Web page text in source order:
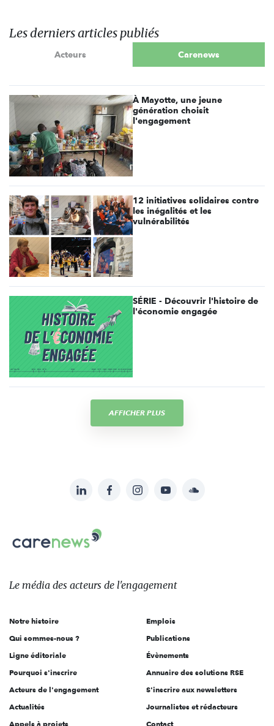
Les derniers articles publiés
Acteurs Carenews
À Mayotte, une jeune
génération choisit
l'engagement
12 initiatives solidaires contre
les inégalités et les
vulnérabilités
SÉRIE - Découvrir l'histoire de
l'économie engagée
AFFICHER PLUS
sur:
LinkedInFacebookInstagramYouTubeSoundcloud
Le
des
l'engagement
Le média des acteurs de l'engagement
Notre histoire
Qui sommes-nous ?
Ligne éditoriale
Pourquoi s'inscrire
Acteurs de l'engagement
Actualités
Appels à projets
Emplois
Publications
Évènements
Annuaire des solutions RSE
S'inscrire aux newsletters
Journalistes et rédacteurs
Contact